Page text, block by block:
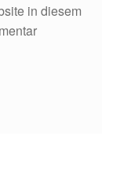
in diesem